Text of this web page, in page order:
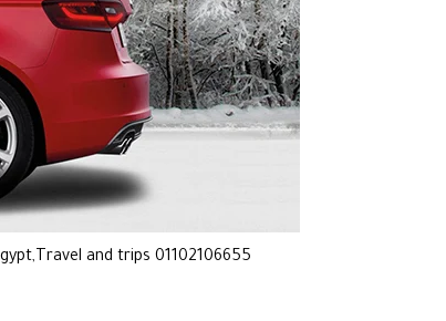
and trips 01102106655